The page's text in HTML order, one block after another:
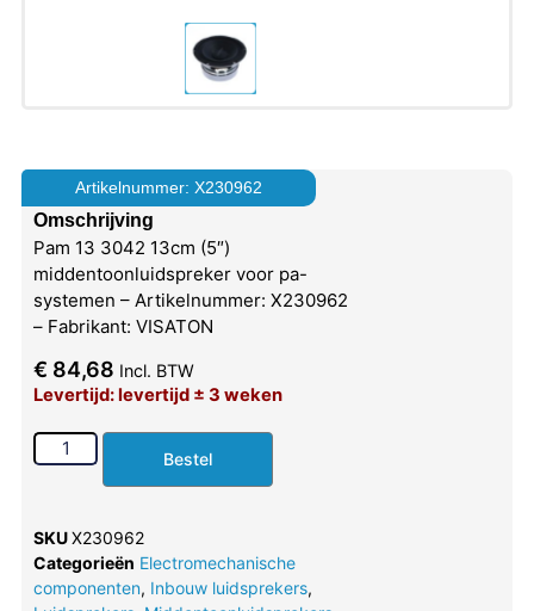
Artikelnummer: X230962
Omschrijving
Pam 13 3042 13cm (5″)
middentoonluidspreker voor pa-
systemen – Artikelnummer: X230962
– Fabrikant: VISATON
€ 84,68 Incl. BTW
Levertijd: levertijd ± 3 weken
Bestel
SKUX230962
Categorieën Electromechanische
componenten, Inbouw luidsprekers,